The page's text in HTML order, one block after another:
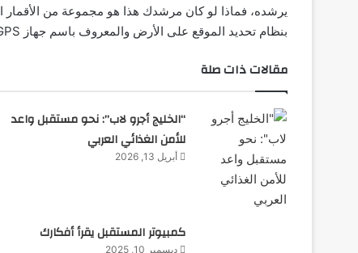
يرشده، فماذا لو كان مرشدك هذا هو مجموعة من الأقمار
بنظام تحديد الموقع على الأرض والمعروف باسم جهاز GPS.
مقالات ذات صلة
“الخليج أجرو لاب”: نحو مستقبل واعد
للأمن الغذائي العربي
أبريل 13, 2026
كمبيوتر المستقبل يقرأ أفكارك
ديسمبر 10, 2025